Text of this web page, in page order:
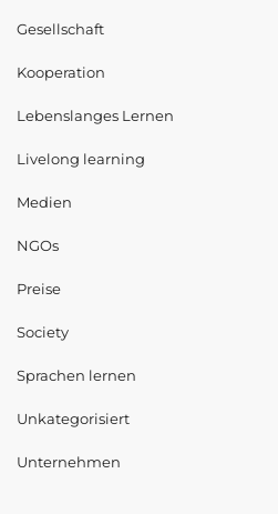
Gesellschaft
Kooperation
Lebenslanges Lernen
Livelong learning
Medien
NGOs
Preise
Society
Sprachen lernen
Unkategorisiert
Unternehmen